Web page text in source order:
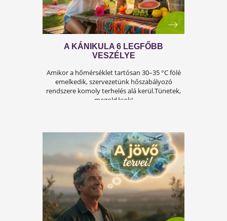
hanem az önbecsülést is befolyásolja.
ÍGY KERÜLD EL AZ
ISKOLAKEZDÉSI ŐRÜLETET!